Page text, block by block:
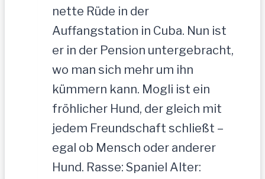
nette Rüde in der
Auffangstation in Cuba. Nun ist
er in der Pension untergebracht,
wo man sich mehr um ihn
kümmern kann. Mogli ist ein
fröhlicher Hund, der gleich mit
jedem Freundschaft schließt –
egal ob Mensch oder anderer
Hund. Rasse: Spaniel Alter: